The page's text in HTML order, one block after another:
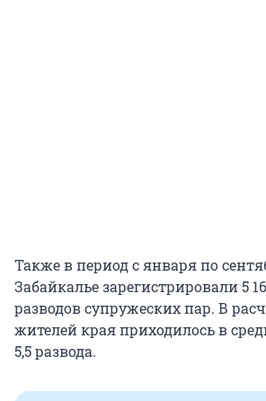
Также в период с января по
Забайкалье зарегистрировали 5
разводов супружеских пар. В
жителей края приходилось в
5,5 развода.